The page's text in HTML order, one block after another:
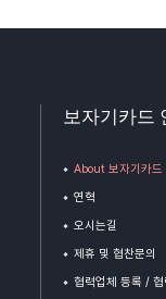
보자기카드
About 보자기카드
연혁
오시는길
제휴 및 협찬문의
협력업체 등록 /